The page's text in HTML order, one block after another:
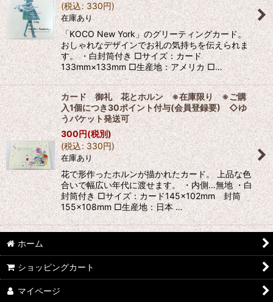
絞り込む
(税込: 330円)
在庫あり
「KOCO New York」のグリーティングカード。
おしゃれなデザインでお礼の気持ちを伝えられま
す。 ・白封筒付き □サイズ：カード
133mm×133mm □生産地：アメリカ □…
カード 御礼 花とホルン ※在庫限り ※ご購
入1個につき30ポイント付与(会員登録要) ◇ゆ
うパケット発送可
300円(税別)
(税込: 330円)
在庫あり
花で形作ったホルンが描かれたカード。 上品な色
合いで幅広い年代に渡せます。 ・内側…無地 ・白
封筒付き □サイズ：カード145×102mm 封筒
155×108mm □生産地：日本 …
ホーム
ショッピングカート
マイページ